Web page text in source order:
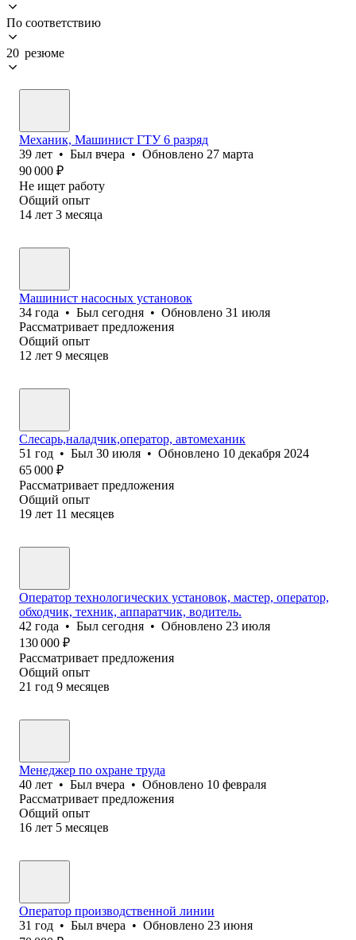
По соответствию
20 резюме
Механик, Машинист ГТУ 6 разряд
39 лет • Был вчера • Обновлено 27 марта
90 000 ₽
Не ищет работу
Общий опыт
14 лет 3 месяца
Машинист насосных установок
34 года • Был сегодня • Обновлено 31 июля
Рассматривает предложения
Общий опыт
12 лет 9 месяцев
Слесарь,наладчик,оператор, автомеханик
51 год • Был 30 июля • Обновлено 10 декабря 2024
65 000 ₽
Рассматривает предложения
Общий опыт
19 лет 11 месяцев
Оператор технологических установок, мастер, оператор,
обходчик, техник, аппаратчик, водитель.
42 года • Был сегодня • Обновлено 23 июля
130 000 ₽
Рассматривает предложения
Общий опыт
21 год 9 месяцев
Менеджер по охране труда
40 лет • Был вчера • Обновлено 10 февраля
Рассматривает предложения
Общий опыт
16 лет 5 месяцев
Оператор производственной линии
31 год • Был вчера • Обновлено 23 июня